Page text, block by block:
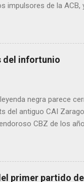
impulsores de la ACB,
no da lugar a la
del mítico CAI
NatWest y Amway)
como equipo de
en aquello que
la formación de
del infortunio
negra parece
del antiguo CAI
CBZ de los
basket de la época.
a una edad
aún sea más
primer partido